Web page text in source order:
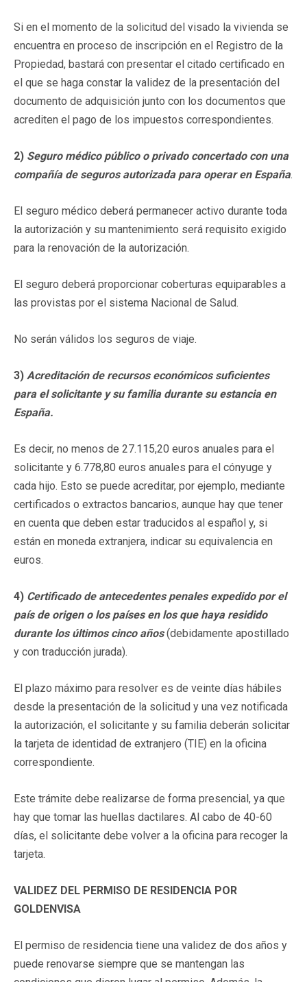
Si en el momento de la solicitud del visado la vivienda se
encuentra en proceso de inscripción en el Registro de la
Propiedad, bastará con presentar el citado certificado en
el que se haga constar la validez de la presentación del
documento de adquisición junto con los documentos que
acrediten el pago de los impuestos correspondientes.
2) Seguro médico público o privado concertado con una
compañía de seguros autorizada para operar en España.
El seguro médico deberá permanecer activo durante toda
la autorización y su mantenimiento será requisito exigido
para la renovación de la autorización.
El seguro deberá proporcionar coberturas equiparables a
las provistas por el sistema Nacional de Salud.
No serán válidos los seguros de viaje.
3) Acreditación de recursos económicos suficientes
para el solicitante y su familia durante su estancia en
España.
Es decir, no menos de 27.115,20 euros anuales para el
solicitante y 6.778,80 euros anuales para el cónyuge y
cada hijo. Esto se puede acreditar, por ejemplo, mediante
certificados o extractos bancarios, aunque hay que tener
en cuenta que deben estar traducidos al español y, si
están en moneda extranjera, indicar su equivalencia en
euros.
4) Certificado de antecedentes penales expedido por el
país de origen o los países en los que haya residido
durante los últimos cinco años(debidamente apostillado
y con traducción jurada).
El plazo máximo para resolver es de veinte días hábiles
desde la presentación de la solicitud y una vez notificada
la autorización, el solicitante y su familia deberán solicitar
la tarjeta de identidad de extranjero (TIE) en la oficina
correspondiente.
Este trámite debe realizarse de forma presencial, ya que
hay que tomar las huellas dactilares. Al cabo de 40-60
días, el solicitante debe volver a la oficina para recoger la
tarjeta.
VALIDEZ DEL PERMISO DE RESIDENCIA POR
GOLDENVISA
El permiso de residencia tiene una validez de dos años y
puede renovarse siempre que se mantengan las